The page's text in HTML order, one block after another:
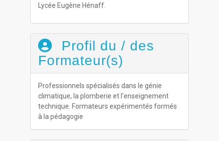
Lycée Eugène Hénaff.
Profil du / des
Formateur(s)
Professionnels spécialisés dans le génie
climatique, la plomberie et l'enseignement
technique. Formateurs expérimentés formés
à la pédagogie